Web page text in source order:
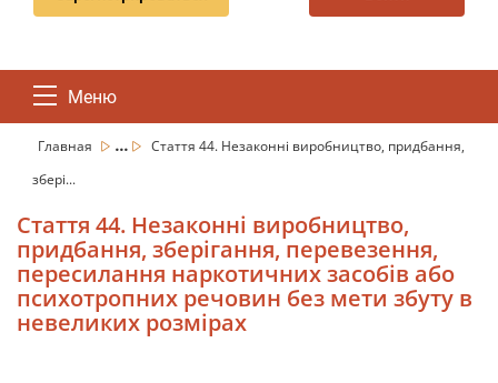
Меню
Главная ...
Стаття 44. Незаконні виробництво, придбання,
збері...
Стаття 44. Незаконні виробництво,
придбання, зберігання, перевезення,
пересилання наркотичних засобів або
психотропних речовин без мети збуту в
невеликих розмірах